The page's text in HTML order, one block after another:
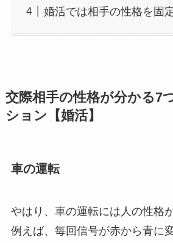
婚活では相手の性格を固
交際相手の性格が分かる7
ション【婚活】
車の運転
やはり、車の運転には人の性格
例えば、毎回信号が赤から青に